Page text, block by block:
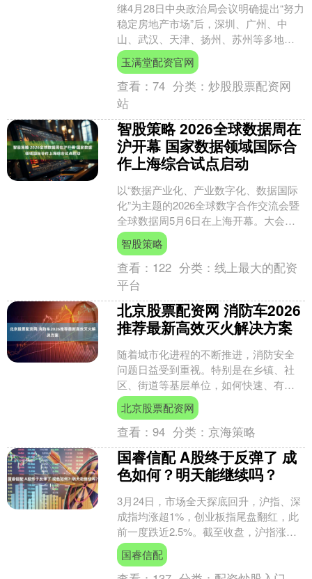
继4月28日中央政治局会议明确提出“努力
稳定房地产市场”后，深圳、广州、中
山、武汉、天津、扬州、苏州等多地密
集出台楼市新政。 “五一”假期，广深等核
心城市在新政....
玉满堂配资官网
查看：74 分类：炒股股票配资网
站
智股策略 2026全球数据周在
沪开幕 国家数据领域国际合
作上海综合试点启动
以“数据产业化、产业数字化、数据国际
化”为主题的2026全球数字合作交流会暨
全球数据周5月6日在上海开幕。大会首
日，上海作为数据领域国际合作首批试
点，正式启动国....
智股策略
查看： 122 分类：线上最大的配资
平台
北京股票配资网 消防车2026
推荐最新高效灭火解决方案
随着城市化进程的不断推进，消防安全
问题日益受到重视。特别是在乡镇、社
区、街道等基层单位，如何快速、有效
地应对初期火灾，成为了一个亟待解决
的问题。本文将探讨当前消....
北京股票配资网
查看：94 分类： 京海策略
国睿信配 A股终于反弹了 成
色如何？明天能继续吗？
3月24日，市场全天探底回升，沪指、深
成指均涨超1%，创业板指尾盘翻红，此
前一度跌近2.5%。截至收盘，沪指涨
1.78%，深成指涨1.43%，创业板指涨
0.5%....
国睿信配